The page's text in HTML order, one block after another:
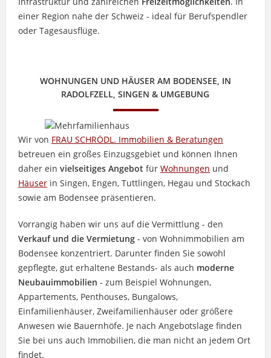
einer Region nahe der Schweiz - ideal für Berufspendler
oder Tagesausflüge.
WOHNUNGEN UND HÄUSER AM BODENSEE, IN
RADOLFZELL, SINGEN & UMGEBUNG
Wir von FRAU SCHRÖDL. Immobilien & Beratungen
betreuen ein großes Einzugsgebiet und können Ihnen
daher ein vielseitiges Angebot für Wohnungen und
Häuserin Singen, Engen, Tuttlingen, Hegau und Stockach
sowie am Bodensee präsentieren.
Vorrangig haben wir uns auf die Vermittlung - den
Verkauf und die Vermietung- von Wohnimmobilien am
Bodensee konzentriert. Darunter finden Sie sowohl
gepflegte, gut erhaltene Bestands- als auch moderne
Neubauimmobilien - zum Beispiel Wohnungen,
Appartements, Penthouses, Bungalows,
Einfamilienhäuser, Zweifamilienhäuser oder größere
Anwesen wie Bauernhöfe. Je nach Angebotslage finden
Sie bei uns auch Immobilien, die man nicht an jedem Ort
findet.